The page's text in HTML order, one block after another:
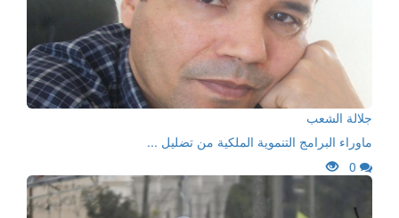
جلالة الشعب
ماوراء البرامج التنموية الملكية من تضليل ...
0